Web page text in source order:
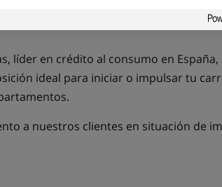
líder en crédito al consumo en
ideal para iniciar o impulsar tu
a nuestros clientes en situación de